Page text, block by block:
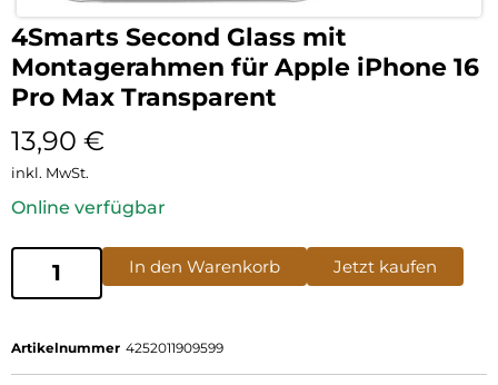
4Smarts Second Glass mit
Montagerahmen für Apple iPhone 16
Pro Max Transparent
13,90 €
inkl. MwSt.
Online verfügbar
In den Warenkorb Jetzt kaufen
Artikelnummer 4252011909599